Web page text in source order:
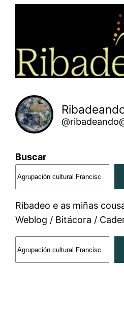
Buscar
Ribadeo e as miñas
Weblog / Bitácora /